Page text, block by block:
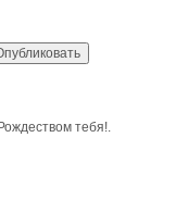
тебя!.